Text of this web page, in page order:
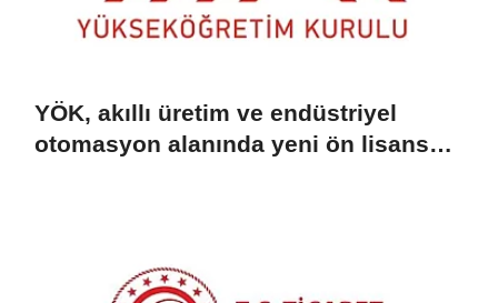
YÖK, akıllı üretim ve endüstriyel
otomasyon alanında yeni ön lisans